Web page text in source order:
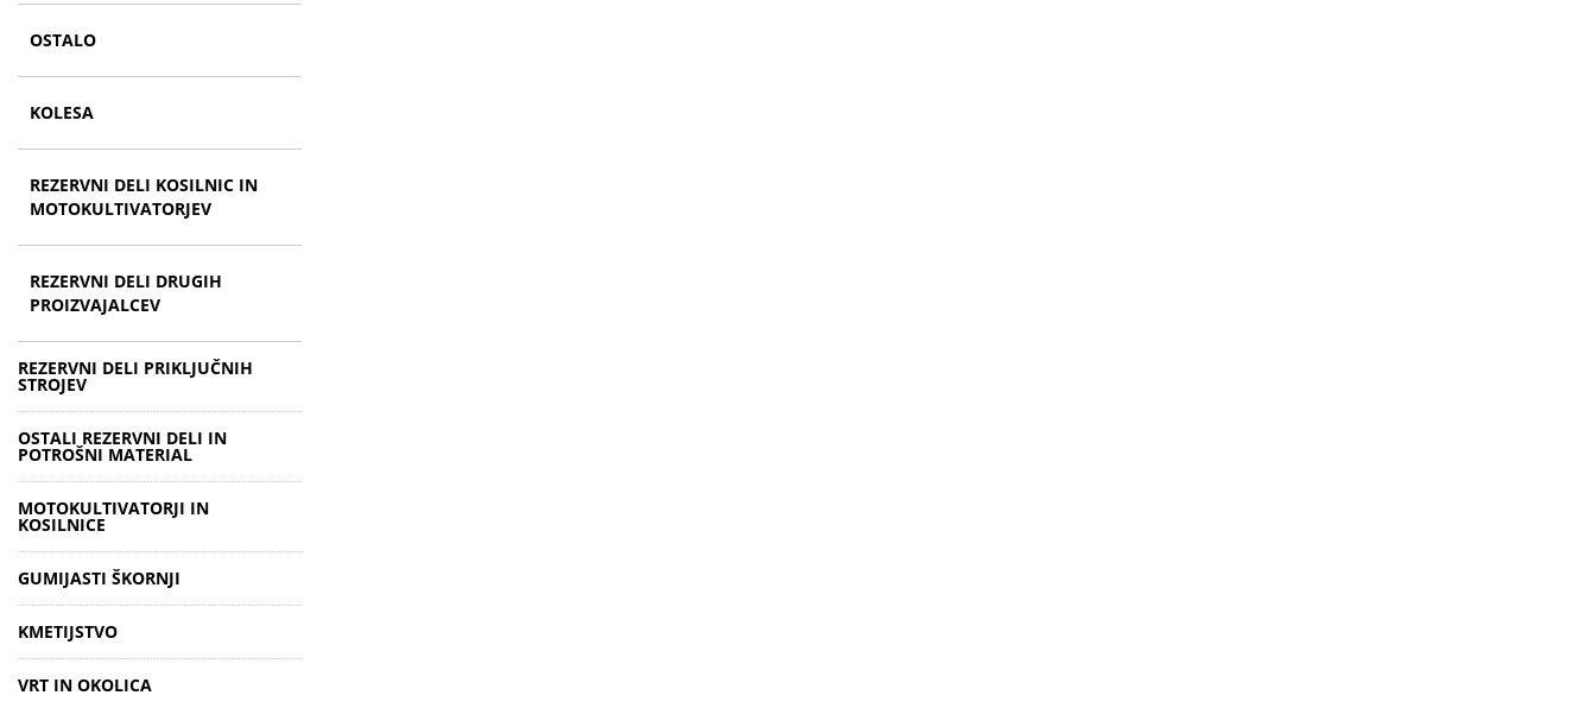
OSTALO
KOLESA
REZERVNI DELI KOSILNIC IN
MOTOKULTIVATORJEV
REZERVNI DELI DRUGIH
PROIZVAJALCEV
REZERVNI DELI PRIKLJUČNIH
STROJEV
OSTALI REZERVNI DELI IN
POTROŠNI MATERIAL
MOTOKULTIVATORJI IN
KOSILNICE
GUMIJASTI ŠKORNJI
KMETIJSTVO
VRT IN OKOLICA